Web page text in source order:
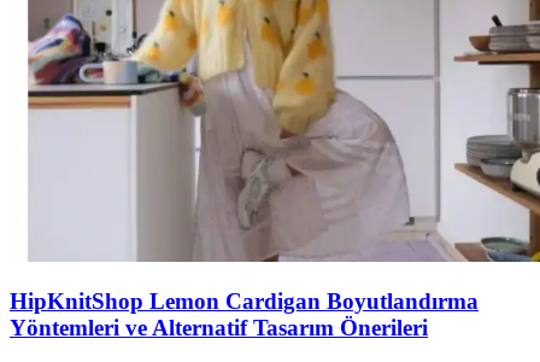
HipKnitShop Lemon Cardigan Boyutlandırma
Yöntemleri ve Alternatif Tasarım Önerileri